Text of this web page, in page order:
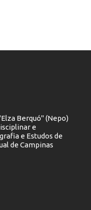
Berquó" (Nepo)
e
e Estudos de
de Campinas